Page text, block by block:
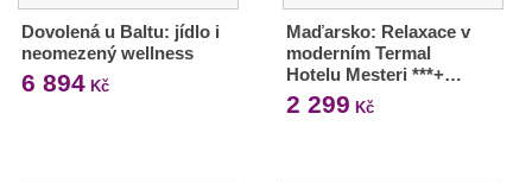
Dovolená u Baltu: jídlo i
neomezený wellness
6 894 Kč
Maďarsko: Relaxace v
moderním Termal
Hotelu Mesteri ***+…
2 299 Kč